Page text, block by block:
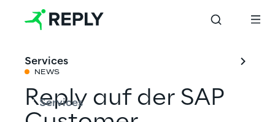
Services
Services
NEWS
Reply auf der SAP